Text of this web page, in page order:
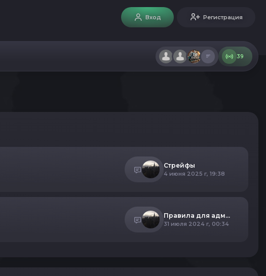
Вход Регистрация
39
Стрейфы
4 июня 2025 г, 19:38
Правила для администраторов
31 июля 2024 г, 00:34